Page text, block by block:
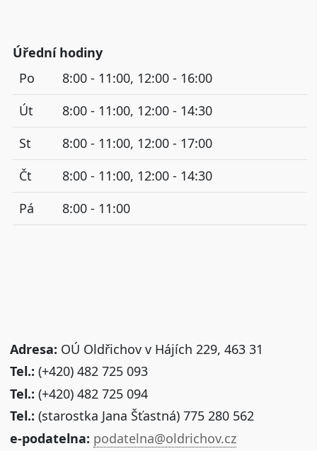
Úřední hodiny
Po
8:00 - 11:00, 12:00 - 16:00
Út
8:00 - 11:00, 12:00 - 14:30
St
8:00 - 11:00, 12:00 - 17:00
Čt
8:00 - 11:00, 12:00 - 14:30
Pá
8:00 - 11:00
Adresa: OÚ Oldřichov v Hájích 229, 463 31
Tel.: (+420) 482 725 093
Tel.: (+420) 482 725 094
Tel.: (starostka Jana Šťastná) 775 280 562
e-podatelna: podatelna@oldrichov.cz